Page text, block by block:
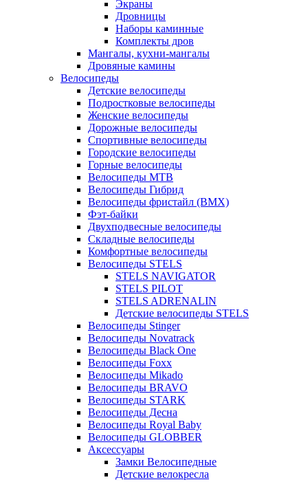
Экраны
Дровницы
Наборы каминные
Комплекты дров
Мангалы, кухни-мангалы
Дровяные камины
Велосипеды
Детские велосипеды
Подростковые велосипеды
Женские велосипеды
Дорожные велосипеды
Спортивные велосипеды
Городские велосипеды
Горные велосипеды
Велосипеды MTB
Велосипеды Гибрид
Велосипеды фристайл (BMX)
Фэт-байки
Двухподвесные велосипеды
Складные велосипеды
Комфортные велосипеды
Велосипеды STELS
STELS NAVIGATOR
STELS PILOT
STELS ADRENALIN
Детские велосипеды STELS
Велосипеды Stinger
Велосипеды Novatrack
Велосипеды Black One
Велосипеды Foxx
Велосипеды Mikado
Велосипеды BRAVO
Велосипеды STARK
Велосипеды Десна
Велосипеды Royal Baby
Велосипеды GLOBBER
Аксессуары
Замки Велосипедные
Детские велокресла